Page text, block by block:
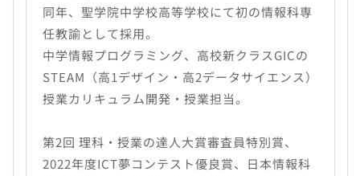
同年、聖学院中学校高等学校にて初の情報科専
任教諭として採用。
中学情報プログラミング、高校新クラスGICの
STEAM（高1デザイン・高2データサイエンス）
授業カリキュラム開発・授業担当。
第2回 理科・授業の達人大賞審査員特別賞、
2022年度ICT夢コンテスト優良賞、日本情報科